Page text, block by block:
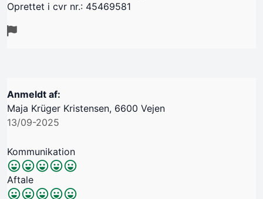
Oprettet i cvr nr.: 45469581
Anmeldt af:
Maja Krüger Kristensen, 6600 Vejen
13/09-2025
Kommunikation
Aftale